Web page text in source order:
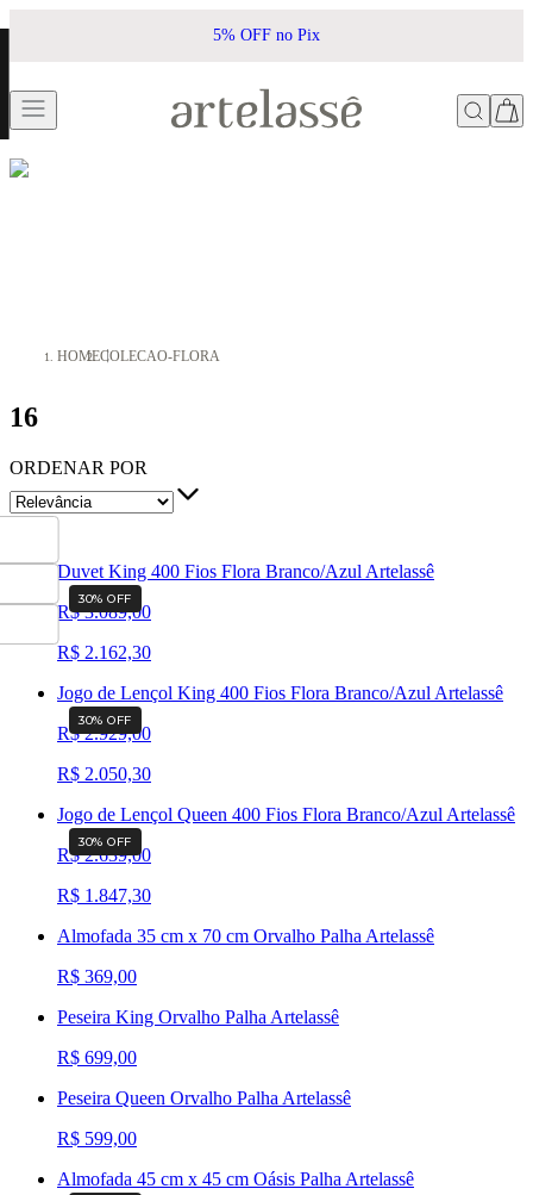
5% OFF no Pix
HOMECOLECAO-FLORA
16
ORDENAR POR
30% OFF
Duvet King 400 Fios Flora Branco/Azul Artelassê
R$ 3.089,00
R$ 2.162,30
30% OFF
Jogo de Lençol King 400 Fios Flora Branco/Azul Artelassê
R$ 2.929,00
R$ 2.050,30
30% OFF
Jogo de Lençol Queen 400 Fios Flora Branco/Azul Artelassê
R$ 2.639,00
R$ 1.847,30
Almofada 35 cm x 70 cm Orvalho Palha Artelassê
R$ 369,00
Peseira King Orvalho Palha Artelassê
R$ 699,00
Peseira Queen Orvalho Palha Artelassê
R$ 599,00
Almofada 45 cm x 45 cm Oásis Palha Artelassê